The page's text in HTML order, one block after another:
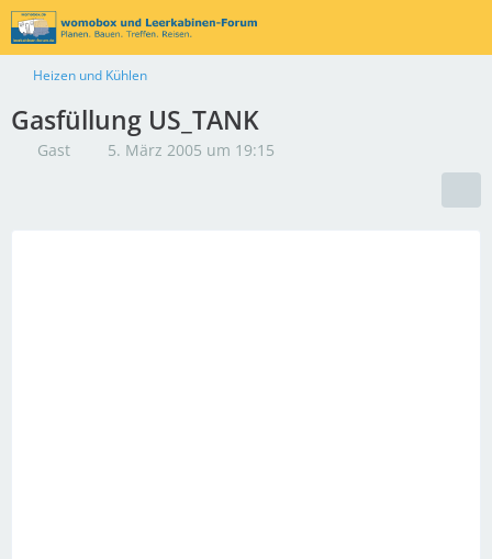
Heizen und Kühlen
Gasfüllung US_TANK
Gast 5. März 2005 um 19:15